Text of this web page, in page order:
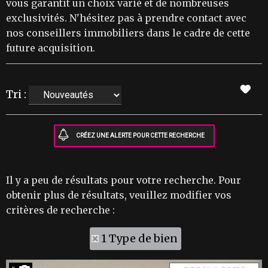
vous garantit un choix varié et de nombreuses
exclusivités. N'hésitez pas à prendre contact avec
nos conseillers immobiliers dans le cadre de cette
future acquisition.
Tri :
Il y a peu de résultats pour votre recherche. Pour
obtenir plus de résultats, veuillez modifier vos
critères de recherche :
1 Type de bien